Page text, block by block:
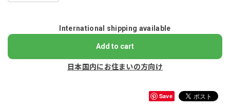
International shipping available
Add to cart
日本国内にお住まいの方向け
Save